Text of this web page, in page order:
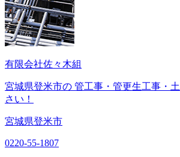
有限会社佐々木組
宮城県登米市の 管工事・管更生工事・
さい！
宮城県登米市
0220-55-1807